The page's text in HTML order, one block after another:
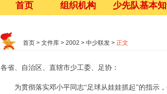
首页 组织机构 少先队基本
首页 > 文件库 > 2002 > 中少联发 > 正文
各省、自治区、直辖市少工委、足协：
为贯彻落实邓小平同志“足球从娃娃抓起”的指示